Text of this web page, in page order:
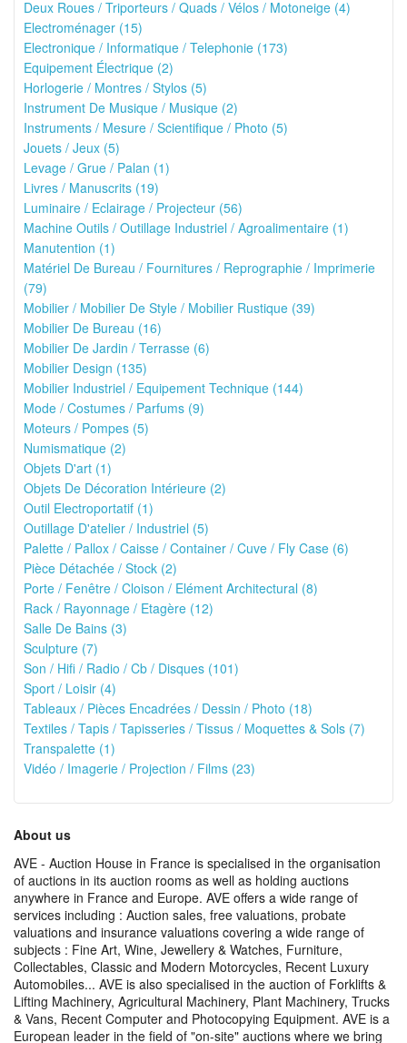
Deux Roues / Triporteurs / Quads / Vélos / Motoneige (4)
Electroménager (15)
Electronique / Informatique / Telephonie (173)
Equipement Électrique (2)
Horlogerie / Montres / Stylos (5)
Instrument De Musique / Musique (2)
Instruments / Mesure / Scientifique / Photo (5)
Jouets / Jeux (5)
Levage / Grue / Palan (1)
Livres / Manuscrits (19)
Luminaire / Eclairage / Projecteur (56)
Machine Outils / Outillage Industriel / Agroalimentaire (1)
Manutention (1)
Matériel De Bureau / Fournitures / Reprographie / Imprimerie
(79)
Mobilier / Mobilier De Style / Mobilier Rustique (39)
Mobilier De Bureau (16)
Mobilier De Jardin / Terrasse (6)
Mobilier Design (135)
Mobilier Industriel / Equipement Technique (144)
Mode / Costumes / Parfums (9)
Moteurs / Pompes (5)
Numismatique (2)
Objets D'art (1)
Objets De Décoration Intérieure (2)
Outil Electroportatif (1)
Outillage D'atelier / Industriel (5)
Palette / Pallox / Caisse / Container / Cuve / Fly Case (6)
Pièce Détachée / Stock (2)
Porte / Fenêtre / Cloison / Elément Architectural (8)
Rack / Rayonnage / Etagère (12)
Salle De Bains (3)
Sculpture (7)
Son / Hifi / Radio / Cb / Disques (101)
Sport / Loisir (4)
Tableaux / Pièces Encadrées / Dessin / Photo (18)
Textiles / Tapis / Tapisseries / Tissus / Moquettes & Sols (7)
Transpalette (1)
Vidéo / Imagerie / Projection / Films (23)
About us
AVE - Auction House in France is specialised in the organisation
of auctions in its auction rooms as well as holding auctions
anywhere in France and Europe. AVE offers a wide range of
services including : Auction sales, free valuations, probate
valuations and insurance valuations covering a wide range of
subjects : Fine Art, Wine, Jewellery & Watches, Furniture,
Collectables, Classic and Modern Motorcycles, Recent Luxury
Automobiles... AVE is also specialised in the auction of Forklifts &
Lifting Machinery, Agricultural Machinery, Plant Machinery, Trucks
& Vans, Recent Computer and Photocopying Equipment. AVE is a
European leader in the field of "on-site" auctions where we bring